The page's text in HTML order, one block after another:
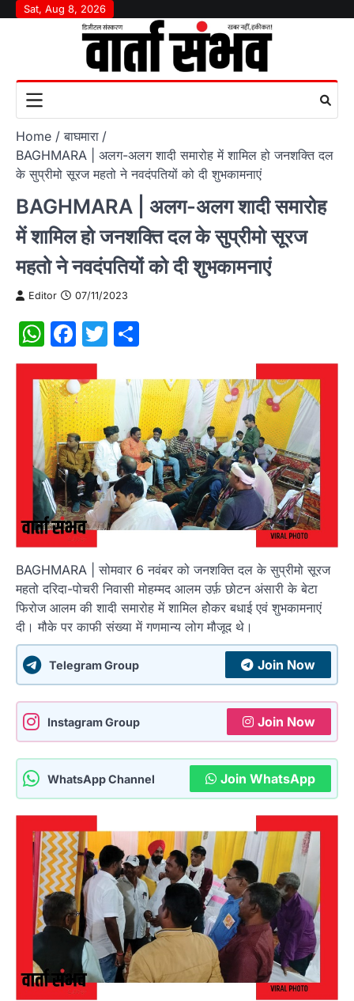
SkipSat, Aug 8, 2026
Home
बाघमारा
BAGHMARA | अलग-अलग शादी समारोह में शामिल हो जनशक्ति दल
के सुप्रीमो सूरज महतो ने नवदंपतियों को दी शुभकामनाएं
BAGHMARA | अलग-अलग शादी समारोह
में शामिल हो जनशक्ति दल के सुप्रीमो सूरज
महतो ने नवदंपतियों को दी शुभकामनाएं
Editor 07/11/2023
WhatsApp
Facebook
Twitter
BAGHMARA | सोमवार 6 नवंबर को जनशक्ति दल के सुप्रीमो सूरज
महतो दरिदा-पोचरी निवासी मोहम्मद आलम उर्फ़ छोटन अंसारी के बेटा
फिरोज आलम की शादी समारोह में शामिल होेकर बधाई एवं शुभकामनाएं
दी। मौके पर काफी संख्या में गणमान्य लोग मौजूद थे।
Telegram Group Join Now
Instagram Group Join Now
WhatsApp Channel Join WhatsApp